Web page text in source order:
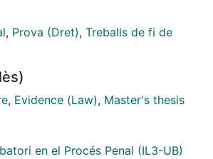
así llamada por Klaus Schwab,
han venido a dar un giro
diario vivir de las personas, en
, Prova (Dret), Treballs de fi de
, Evidence (Law), Master's thesis
en el Procés Penal (IL3-UB)